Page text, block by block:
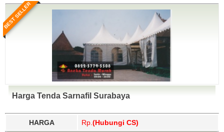
BEST SELLER
Harga Tenda Sarnafil Surabaya
HARGA Rp. (Hubungi CS)